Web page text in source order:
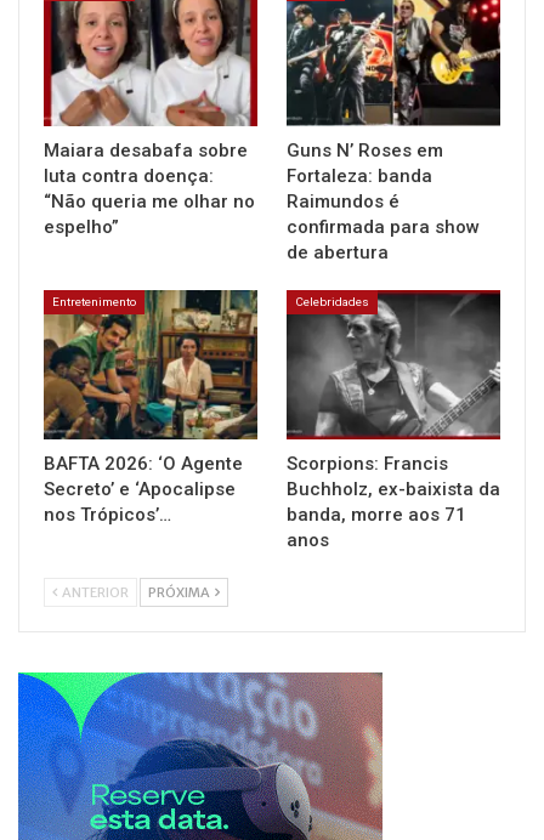
Maiara desabafa sobre
luta contra doença:
“Não queria me olhar no
espelho”
Guns N’ Roses em
Fortaleza: banda
Raimundos é
confirmada para show
de abertura
Entretenimento
BAFTA 2026: ‘O Agente
Secreto’ e ‘Apocalipse
nos Trópicos’…
Celebridades
Scorpions: Francis
Buchholz, ex-baixista da
banda, morre aos 71
anos
ANTERIOR PRÓXIMA